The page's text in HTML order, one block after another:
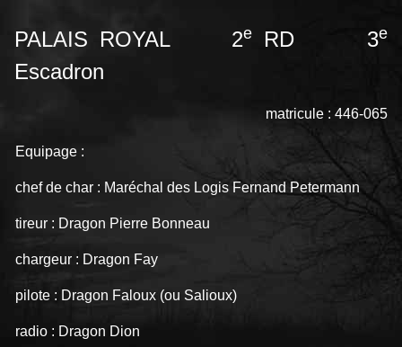
PALAIS ROYAL 2eRD 3e
Escadron
matricule : 446-065
Equipage :
chef de char : Maréchal des Logis Fernand Petermann
tireur : Dragon Pierre Bonneau
chargeur : Dragon Fay
pilote : Dragon Faloux (ou Salioux)
radio : Dragon Dion